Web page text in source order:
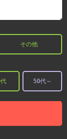
その他
50代～